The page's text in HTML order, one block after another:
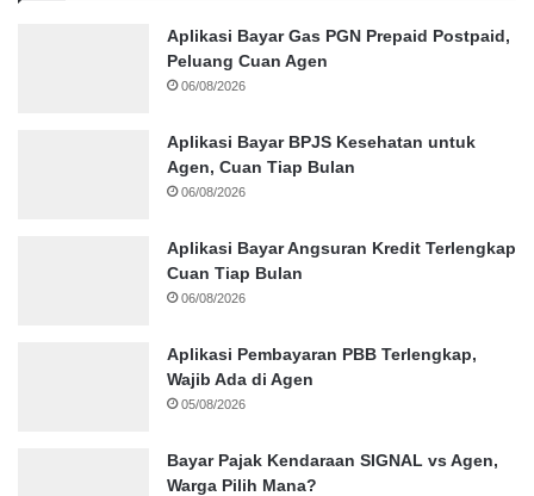
Aplikasi Bayar Gas PGN Prepaid Postpaid,
Peluang Cuan Agen
06/08/2026
Aplikasi Bayar BPJS Kesehatan untuk
Agen, Cuan Tiap Bulan
06/08/2026
Aplikasi Bayar Angsuran Kredit Terlengkap
Cuan Tiap Bulan
06/08/2026
Aplikasi Pembayaran PBB Terlengkap,
Wajib Ada di Agen
05/08/2026
Bayar Pajak Kendaraan SIGNAL vs Agen,
Warga Pilih Mana?